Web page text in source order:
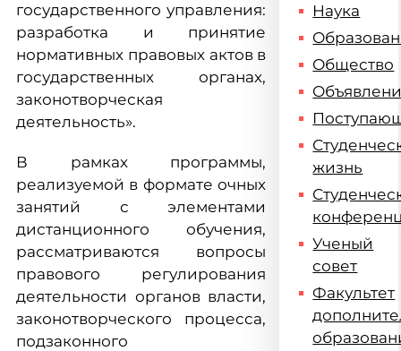
государственного управления:
разработка и принятие
нормативных правовых актов в
государственных органах,
законотворческая
деятельность».
В рамках программы,
реализуемой в формате очных
занятий с элементами
дистанционного обучения,
рассматриваются вопросы
правового регулирования
деятельности органов власти,
законотворческого процесса,
подзаконного
Наука
Общество
жизнь
Ученый
совет
Факультет